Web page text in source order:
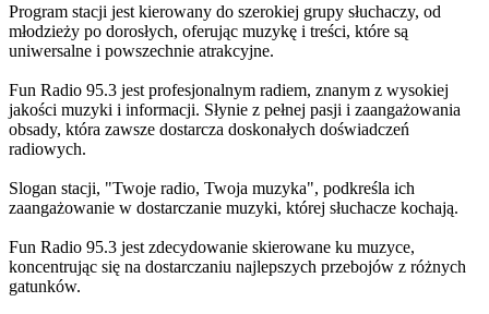
Program stacji jest kierowany do szerokiej grupy słuchaczy, od
młodzieży po dorosłych, oferując muzykę i treści, które są
uniwersalne i powszechnie atrakcyjne.
Fun Radio 95.3 jest profesjonalnym radiem, znanym z wysokiej
jakości muzyki i informacji. Słynie z pełnej pasji i zaangażowania
obsady, która zawsze dostarcza doskonałych doświadczeń
radiowych.
Slogan stacji, "Twoje radio, Twoja muzyka", podkreśla ich
zaangażowanie w dostarczanie muzyki, której słuchacze kochają.
Fun Radio 95.3 jest zdecydowanie skierowane ku muzyce,
koncentrując się na dostarczaniu najlepszych przebojów z różnych
gatunków.